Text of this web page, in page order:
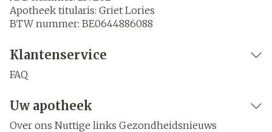
Apotheek titularis: Griet Lories
BTW nummer: BE0644886088
Klantenservice
FAQ
Uw apotheek
Over ons Nuttige links Gezondheidsnieuws